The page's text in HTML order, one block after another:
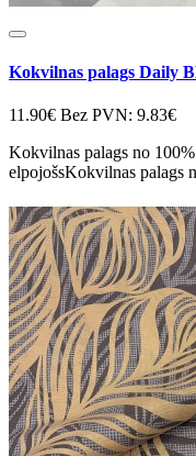
Kokvilnas palags Daily
11.90€ Bez PVN: 9.83€
Kokvilnas palags no
elpojošsKokvilnas palags